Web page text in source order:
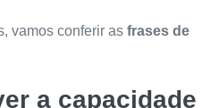
vamos conferir as frases de
a capacidade